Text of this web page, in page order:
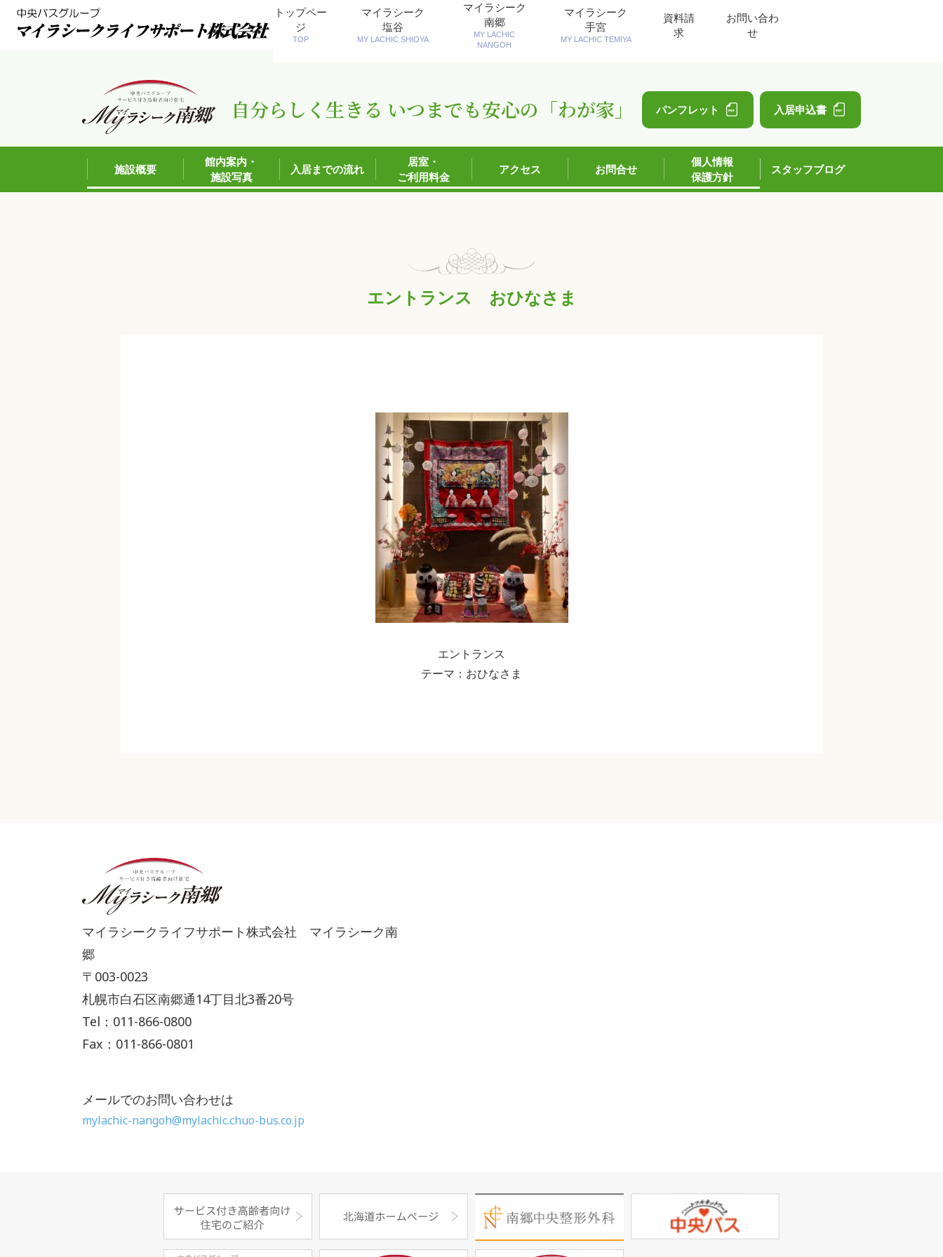
トップペー
ジ
TOP
マイラシーク
塩谷
MY LACHIC SHIOYA
マイラシーク
南郷
MY LACHIC
NANGOH
マイラシーク
手宮
MY LACHIC TEMIYA
資料請
求
お問い合わ
せ
自分らしく生きる いつまでも安心の「わが家」 パンフレット 入居申込書
施設概要
館内案内・
施設写真
入居までの流れ
居室・
ご利用料金
アクセス お問合せ
個人情報
保護方針
スタッフブログ
エントランス おひなさま
エントランス
テーマ：おひなさま
マイラシークライフサポート株式会社 マイラシーク南
郷
〒003-0023
札幌市白石区南郷通14丁目北3番20号
Tel：011-866-0800
Fax：011-866-0801
メールでのお問い合わせは
mylachic-nangoh@mylachic.chuo-bus.co.jp